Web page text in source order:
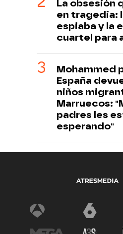
La obsesión
en tragedia:
espiaba y la
cuartel para
Mohammed
España
niños
Marruecos:
padres les
esperando"